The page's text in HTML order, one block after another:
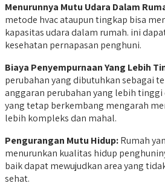
Menurunnya Mutu Udara Dalam
metode hvac ataupun tingkap bisa
kapasitas udara dalam rumah. ini
kesehatan pernapasan penghuni.
Biaya Penyempurnaan Yang Lebih
perubahan yang dibutuhkan sebagai
anggaran perubahan yang lebih tinggi
yang tetap berkembang mengarah
lebih kompleks dan mahal.
Pengurangan Mutu Hidup:Rumah
menurunkan kualitas hidup
baik dapat mewujudkan area yang
sehat.